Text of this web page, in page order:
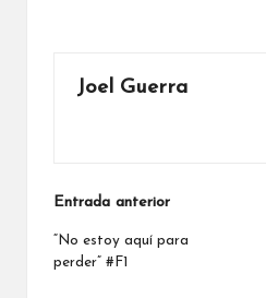
Joel Guerra
Navegación
de
Entrada anterior
“No estoy aquí para
perder” #F1